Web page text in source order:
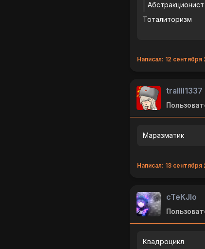
Абстракционист
Тоталиторизм
Написал: 12 сентября
trallll1337
Маразматик
Написал: 13 сентября
cTeKJIo
Квадроцикл